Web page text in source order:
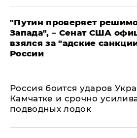
"Путин проверяет
Запада", – Сенат США
взялся за "адские
России
Россия боится ударов
Камчатке и срочно
подводных лодок